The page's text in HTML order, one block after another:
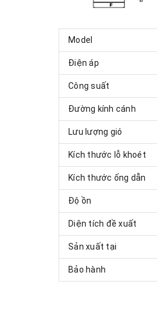
Model
Điện áp
Công suất
Đường kính cánh
Lưu lượng gió
Kích thước lỗ khoét
Kích thước ống dẫn
Độ ồn
Diện tích đề xuất
Sản xuất tại
Bảo hành